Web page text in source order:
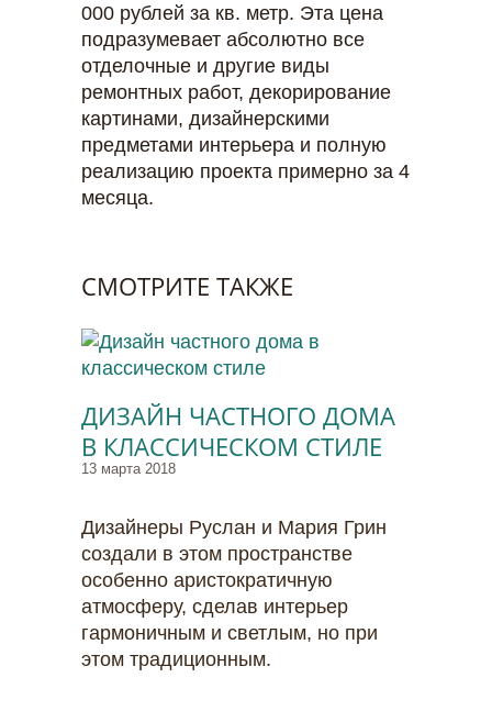
000 рублей за кв. метр. Эта цена
подразумевает абсолютно все
отделочные и другие виды
ремонтных работ, декорирование
картинами, дизайнерскими
предметами интерьера и полную
реализацию проекта примерно за 4
месяца.
СМОТРИТЕ ТАКЖЕ
ДИЗАЙН ЧАСТНОГО ДОМА
В КЛАССИЧЕСКОМ СТИЛЕ
13 марта 2018
Дизайнеры Руслан и Мария Грин
создали в этом пространстве
особенно аристократичную
атмосферу, сделав интерьер
гармоничным и светлым, но при
этом традиционным.